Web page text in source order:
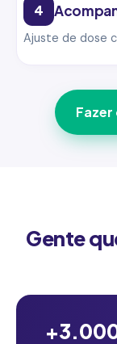
4
Ajuste de dose
Fazer
Gente